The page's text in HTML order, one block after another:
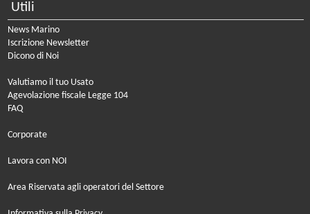
Utili
News Marino
Iscrizione Newsletter
Dicono di Noi
Valutiamo il tuo Usato
Agevolazione fiscale Legge 104
FAQ
Corporate
Lavora con NOI
Area Riservata agli operatori del Settore